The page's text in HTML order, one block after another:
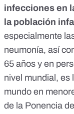
infecciones en
la población
especialmente
neumonía, así
65 años y en
nivel mundial, es
mundo en
de la Ponencia